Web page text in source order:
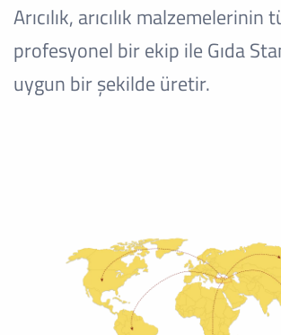
Arıcılık, arıcılık malzemelerinin
profesyonel bir ekip ile Gıda
uygun bir şekilde üretir.